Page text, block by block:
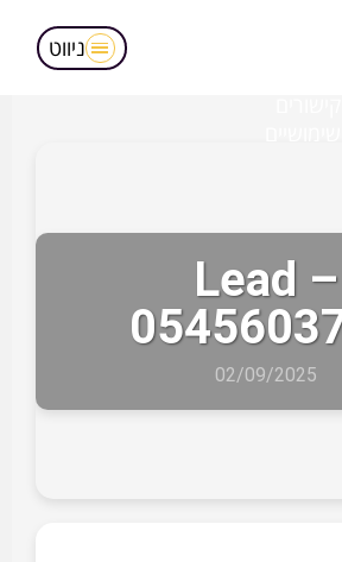
ניווט
Lead –
02/09/2025